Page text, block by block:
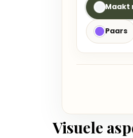
Maakt
Paars
Visuele